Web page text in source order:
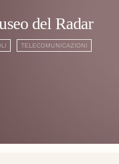
del Radar
TELECOMUNICAZIONI